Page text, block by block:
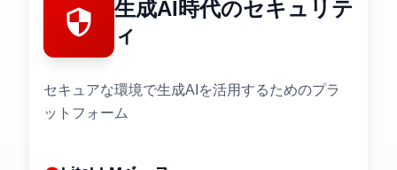
security 生成AI時代のセキュリテ
ィ
セキュアな環境で生成AIを活用するためのプラ
ットフォーム